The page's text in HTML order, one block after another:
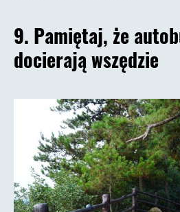
9. Pamiętaj, że
docierają wszędzie